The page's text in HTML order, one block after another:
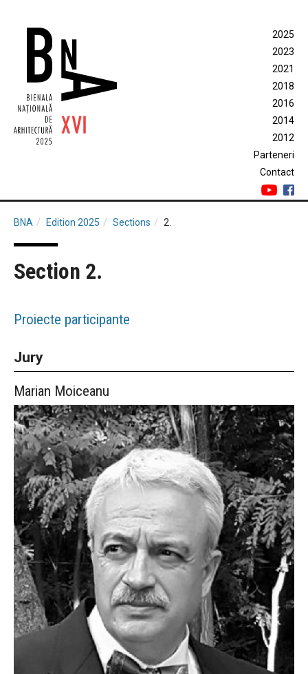
2025
2023
2021
2018
2016
2014
2012
Parteneri
Contact
BNA Edition 2025 Sections 2.
Section 2.
Proiecte participante
Jury
Marian Moiceanu